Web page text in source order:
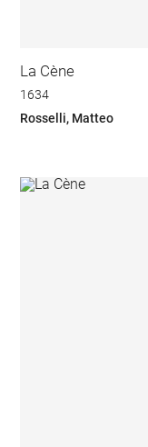
La Cène
1634
Rosselli, Matteo